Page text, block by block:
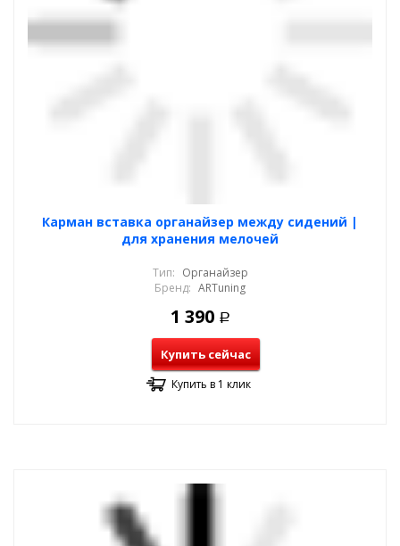
Карман вставка органайзер между сидений |
для хранения мелочей
Тип: Органайзер
Бренд: ARTuning
1 390 Р
Купить сейчас
Купить в 1 клик